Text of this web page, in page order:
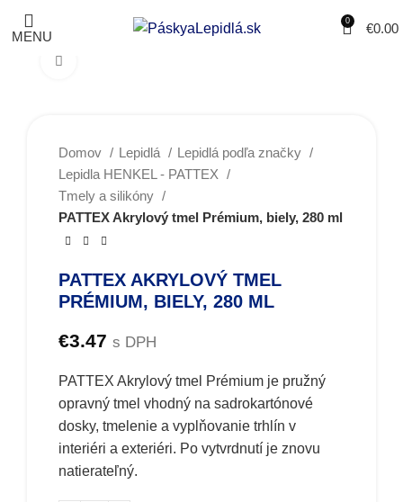
MENU
0 €0.00
Domov Lepidlá
Lepidlá podľa značky
Lepidla HENKEL - PATTEX
Tmely a silikóny
PATTEX Akrylový tmel Prémium, biely, 280 ml
PATTEX AKRYLOVÝ TMEL
PRÉMIUM, BIELY, 280 ML
€3.47 s DPH
PATTEX Akrylový tmel Prémium je pružný
opravný tmel vhodný na sadrokartónové
dosky, tmelenie a vyplňovanie trhlín v
interiéri a exteriéri. Po vytvrdnutí je znovu
natierateľný.